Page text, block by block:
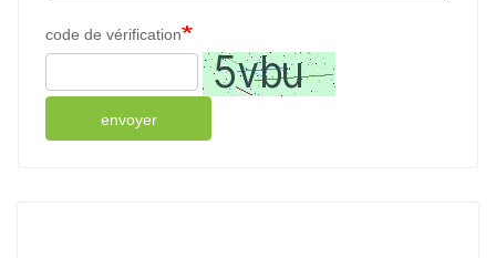
code de vérification
envoyer